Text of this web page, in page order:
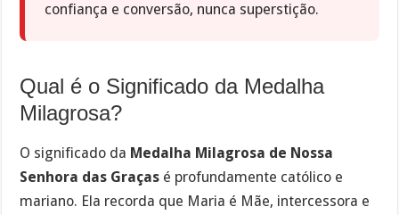
confiança e conversão, nunca superstição.
Qual é o Significado da Medalha
Milagrosa?
O significado da Medalha Milagrosa de Nossa
Senhora das Graças é profundamente católico e
mariano. Ela recorda que Maria é Mãe, intercessora e